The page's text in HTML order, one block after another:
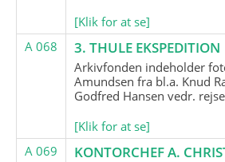
[Klik for at se]
A 068
3. THULE EKSPEDITION
Arkivfonden indeholder
Amundsen fra bl.a. Knud
Godfred Hansen vedr.
[Klik for at se]
A 069
KONTORCHEF A.